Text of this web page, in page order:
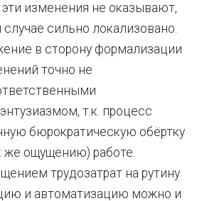
эти изменения не оказывают,
сильно локализовано.
в сторону формализации
точно не
т.к. процесс
бюрократическую обёртку
же ощущению) работе.
трудозатрат на рутину
и автоматизацию можно и